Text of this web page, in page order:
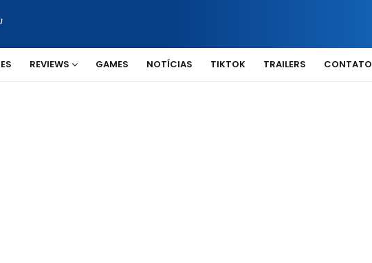
REVIEWS GAMES NOTÍCIAS TIKTOK TRAILERS CONTATO